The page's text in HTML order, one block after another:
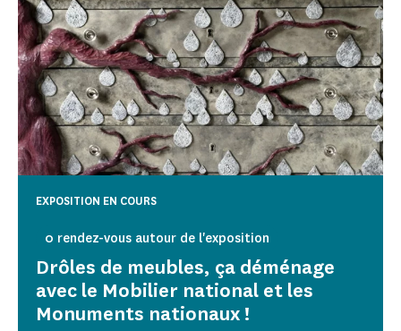
Drôles de meubles, ça déménage
avec le Mobilier national et les
Monuments nationaux !
0 rendez-vous autour de l'exposition
EXPOSITION EN COURS